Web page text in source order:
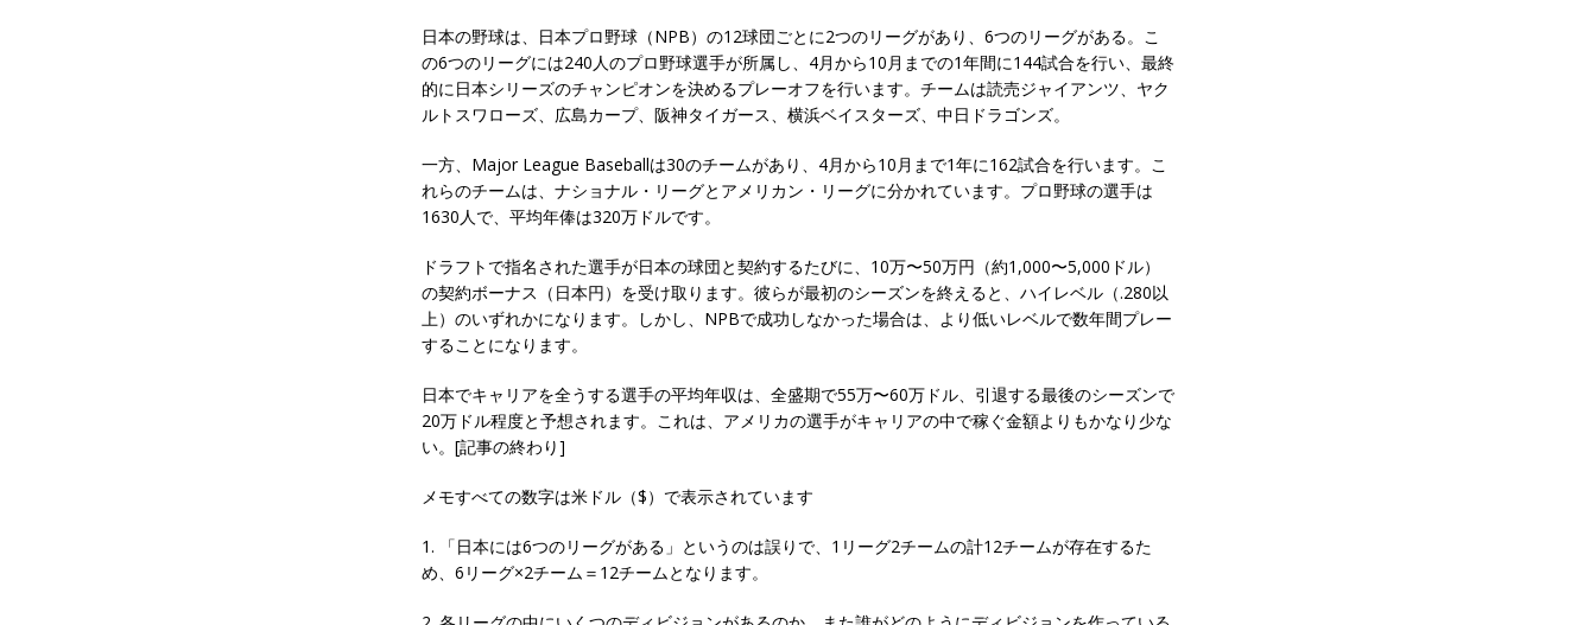
日本の野球は、日本プロ野球（NPB）の12球団ごとに2つのリーグがあり、6つのリーグがある。こ
の6つのリーグには240人のプロ野球選手が所属し、4月から10月までの1年間に144試合を行い、最終
的に日本シリーズのチャンピオンを決めるプレーオフを行います。チームは読売ジャイアンツ、ヤク
ルトスワローズ、広島カープ、阪神タイガース、横浜ベイスターズ、中日ドラゴンズ。
一方、Major League Baseballは30のチームがあり、4月から10月まで1年に162試合を行います。こ
れらのチームは、ナショナル・リーグとアメリカン・リーグに分かれています。プロ野球の選手は
1630人で、平均年俸は320万ドルです。
ドラフトで指名された選手が日本の球団と契約するたびに、10万〜50万円（約1,000〜5,000ドル）
の契約ボーナス（日本円）を受け取ります。彼らが最初のシーズンを終えると、ハイレベル（.280以
上）のいずれかになります。しかし、NPBで成功しなかった場合は、より低いレベルで数年間プレー
することになります。
日本でキャリアを全うする選手の平均年収は、全盛期で55万〜60万ドル、引退する最後のシーズンで
20万ドル程度と予想されます。これは、アメリカの選手がキャリアの中で稼ぐ金額よりもかなり少な
い。[記事の終わり]
メモすべての数字は米ドル（$）で表示されています
1. 「日本には6つのリーグがある」というのは誤りで、1リーグ2チームの計12チームが存在するた
め、6リーグ×2チーム＝12チームとなります。